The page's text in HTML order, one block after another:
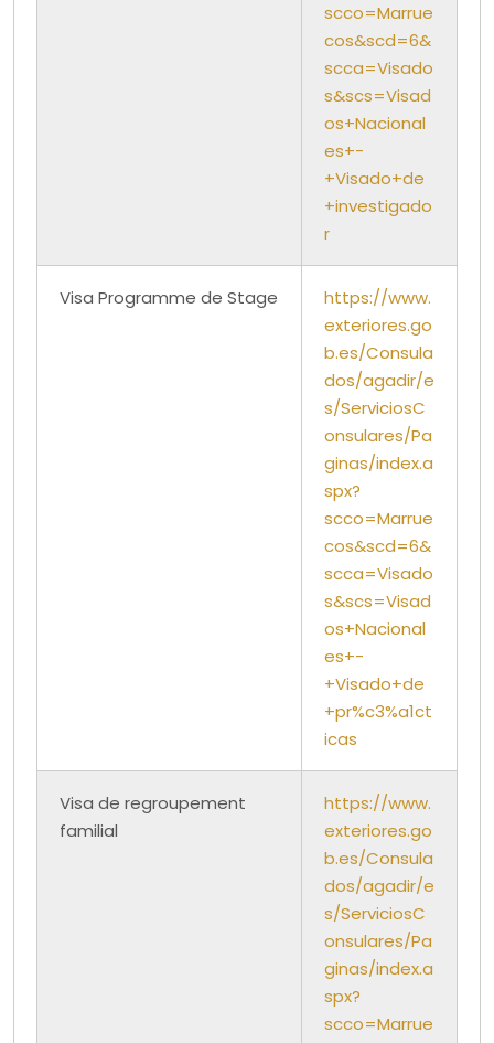
scco=Marrue
cos&scd=6&
scca=Visado
s&scs=Visad
os+Nacional
es+-
+Visado+de
+investigado
r
Visa Programme de Stage
https://www.
exteriores.go
b.es/Consula
dos/agadir/e
s/ServiciosC
onsulares/Pa
ginas/index.a
spx?
scco=Marrue
cos&scd=6&
scca=Visado
s&scs=Visad
os+Nacional
es+-
+Visado+de
+pr%c3%a1ct
icas
Visa de regroupement
familial
https://www.
exteriores.go
b.es/Consula
dos/agadir/e
s/ServiciosC
onsulares/Pa
ginas/index.a
spx?
scco=Marrue